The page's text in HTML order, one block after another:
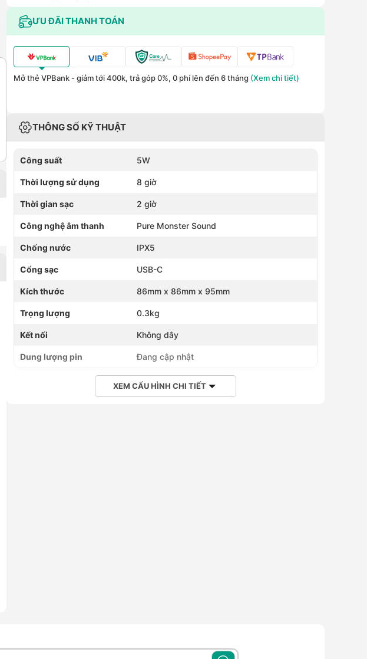
ƯU ĐÃI THANH TOÁN
Mở thẻ VPBank - giảm tới 400k, trả góp 0%, 0 phí lên đến 6 tháng (Xem chi tiết)
THÔNG SỐ KỸ THUẬT
Công suất 5W
Thời lượng sử dụng 8 giờ
Thời gian sạc 2 giờ
Công nghệ âm thanh Pure Monster Sound
Chống nước IPX5
Cổng sạc USB-C
Kích thước 86mm x 86mm x 95mm
Trọng lượng 0.3kg
Kết nối Không dây
Dung lượng pin Đang cập nhật
XEM CẤU HÌNH CHI TIẾT